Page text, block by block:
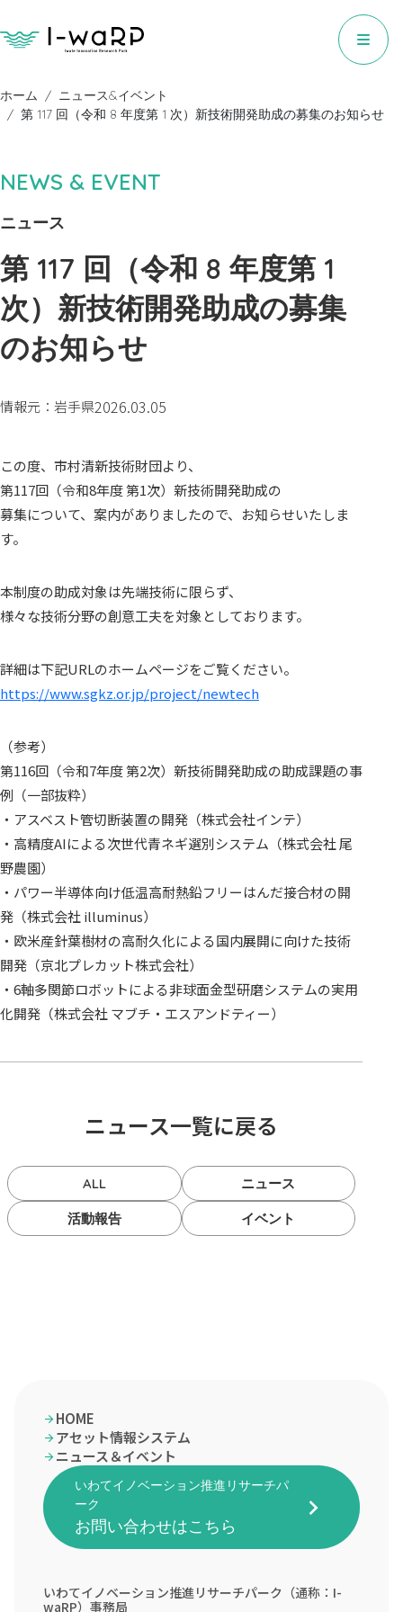
arrow_forwardHOME
arrow_forwardアセット情報システム
arrow_forwardニュース＆イベント
ホーム
ニュース&イベント
第 117 回（令和 8 年度第 1 次）新技術開発助成の募集のお知らせ
NEWS & EVENT
ニュース
第 117 回（令和 8 年度第 1
次）新技術開発助成の募集
のお知らせ
情報元：岩手県2026.03.05
この度、市村清新技術財団より、
第117回（令和8年度 第1次）新技術開発助成の
募集について、案内がありましたので、お知らせいたしま
す。
本制度の助成対象は先端技術に限らず、
様々な技術分野の創意工夫を対象としております。
詳細は下記URLのホームページをご覧ください。
https://www.sgkz.or.jp/project/newtech
（参考）
第116回（令和7年度 第2次）新技術開発助成の助成課題の事
例（一部抜粋）
・アスベスト管切断装置の開発（株式会社インテ）
・高精度AIによる次世代青ネギ選別システム（株式会社 尾
野農園）
・パワー半導体向け低温高耐熱鉛フリーはんだ接合材の開
発（株式会社 illuminus）
・欧米産針葉樹材の高耐久化による国内展開に向けた技術
開発（京北プレカット株式会社）
・6軸多関節ロボットによる非球面金型研磨システムの実用
化開発（株式会社 マブチ・エスアンドティー）
ニュース一覧に戻る
ALL ニュース
活動報告 イベント
arrow_forwardHOME
arrow_forwardアセット情報システム
arrow_forwardニュース＆イベント
いわてイノベーション推進リサーチパ
ーク
お問い合わせはこちら
keyboard_arrow_right
いわてイノベーション推進リサーチパーク（通称：I-
waRP）事務局